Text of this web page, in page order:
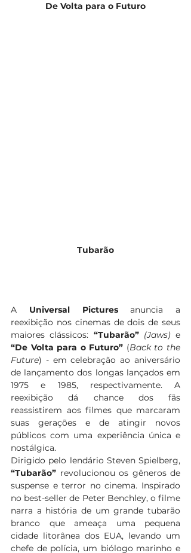
De Volta para o Futuro
Tubarão
A Universal Pictures anuncia a
reexibição nos cinemas de dois de seus
maiores clássicos: “Tubarão” (Jaws)
“De Volta para o Futuro” (Back to the
Future) - em celebração ao aniversário
de lançamento dos longas lançados em
1975 e 1985, respectivamente. A
reexibição dá chance dos fãs
reassistirem aos filmes que marcaram
suas gerações e de atingir novos
públicos com uma experiência única e
nostálgica.
“Tubarão” revolucionou os gêneros de
suspense e terror no cinema. Inspirado
no best-seller de Peter Benchley, o filme
narra a história de um grande tubarão
branco que ameaça uma pequena
cidade litorânea dos EUA, levando um
chefe de polícia, um biólogo marinho e